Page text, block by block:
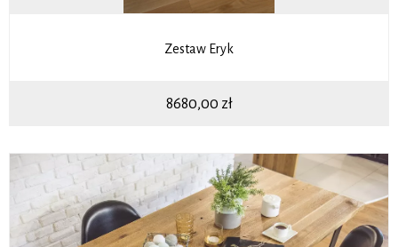
Zestaw Eryk
8680,00 zł